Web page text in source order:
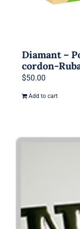
Diamant –
cordon-
$50.00
Add to cart